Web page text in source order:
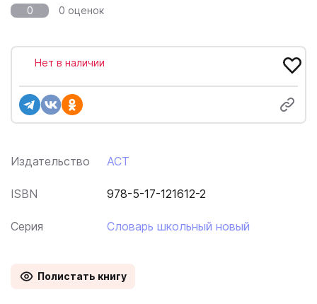
0 0 оценок
Издательство АСТ
ISBN 978-5-17-121612-2
Серия Словарь школьный новый
Полистать книгу
Нет в наличии